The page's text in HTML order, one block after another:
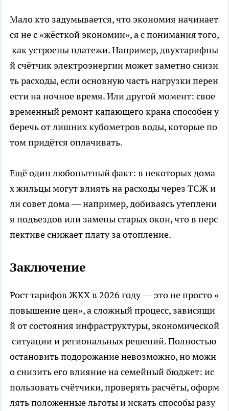
Мало кто задумывается, что экономия начинает
ся не с «жёсткой экономии», а с понимания того,
как устроены платежи. Например, двухтарифны
й счётчик электроэнергии может заметно снизи
ть расходы, если основную часть нагрузки перен
ести на ночное время. Или другой момент: свое
временный ремонт капающего крана способен у
беречь от лишних кубометров воды, которые по
том придётся оплачивать.
Ещё один любопытный факт: в некоторых дома
х жильцы могут влиять на расходы через ТСЖ и
ли совет дома — например, добиваясь утеплени
я подъездов или замены старых окон, что в перс
пективе снижает плату за отопление.
Заключение
Рост тарифов ЖКХ в 2026 году — это не просто «
повышение цен», а сложный процесс, зависящи
й от состояния инфраструктуры, экономической
ситуации и региональных решений. Полностью
остановить подорожание невозможно, но можн
о снизить его влияние на семейный бюджет: ис
пользовать счётчики, проверять расчёты, оформ
лять положенные льготы и искать способы разу